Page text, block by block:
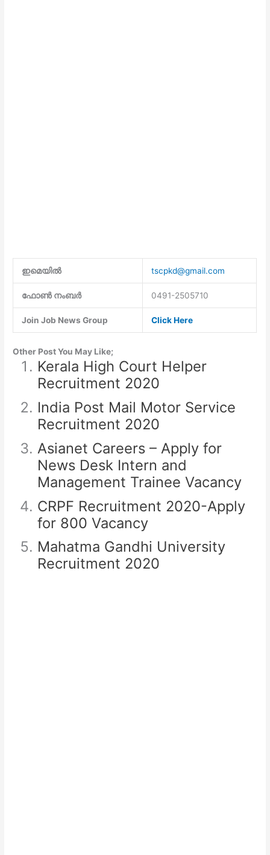
ഇമെയില്‍ tscpkd@gmail.com
ഫോണ്‍ നംബര്‍ 0491-2505710
Join Job News Group Click Here
Other Post You May Like;
Kerala High Court Helper
Recruitment 2020
India Post Mail Motor Service
Recruitment 2020
Asianet Careers – Apply for
News Desk Intern and
Management Trainee Vacancy
CRPF Recruitment 2020-Apply
for 800 Vacancy
Mahatma Gandhi University
Recruitment 2020